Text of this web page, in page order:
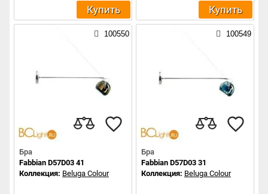
Купить Купить
100550
Бра
Fabbian D57D03 41
Коллекция: Beluga Colour
100549
Бра
Fabbian D57D03 31
Коллекция: Beluga Colour